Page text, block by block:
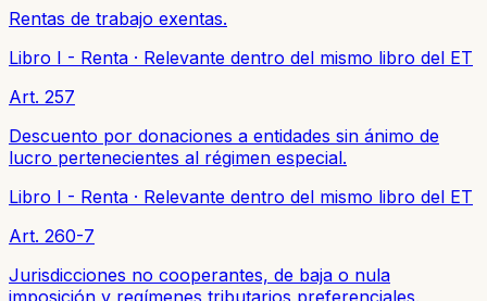
Rentas de trabajo exentas.
Libro I - Renta · Relevante dentro del mismo libro del ET
Art. 257
Descuento por donaciones a entidades sin ánimo de
lucro pertenecientes al régimen especial.
Libro I - Renta · Relevante dentro del mismo libro del ET
Art. 260-7
Jurisdicciones no cooperantes, de baja o nula
imposición y regímenes tributarios preferenciales.